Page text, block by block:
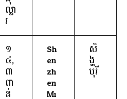
ល្លា
រ
១
៤,
៣
ពា
ន់
Sh
en
zh
en
Mi
សិ
ង្ហ
បុរី